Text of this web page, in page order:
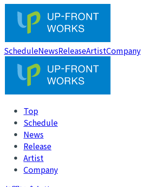
ScheduleNewsReleaseArtistCompany
Top
Schedule
News
Release
Artist
Company